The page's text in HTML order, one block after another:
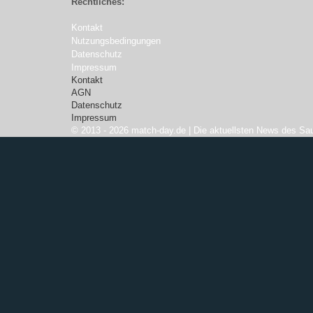
Kontakt
Nutzungsbedingungen
Datenschutz
Impressum
Kontakt
AGN
Datenschutz
Impressum
© 2013 - 2026 match-day.de | Die aktuellsten News des